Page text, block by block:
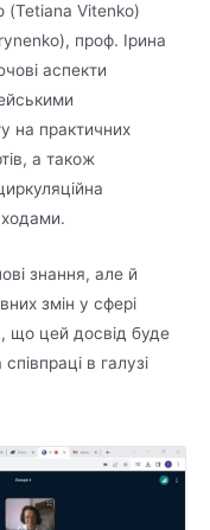
(Tetiana Vitenko)
проф. Ірина
аспекти
на практичних
а також
знання, але й
змін у сфері
що цей досвід буде
в галузі